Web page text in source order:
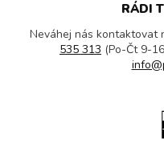
RÁDI
Neváhej nás kontaktovat
535 313 (Po-Čt 9-